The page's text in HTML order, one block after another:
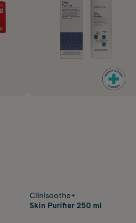
Clinisoothe+
Skin Purifier 250 ml